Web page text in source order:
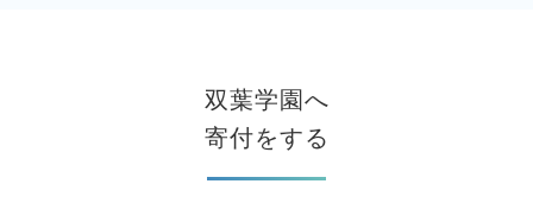
双葉学園へ
寄付をする